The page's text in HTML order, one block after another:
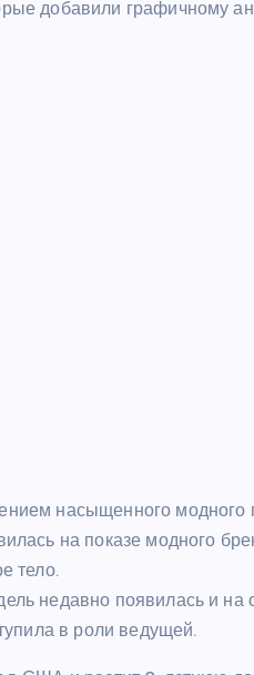
добавили графичному
насыщенного модного
на показе модного
тело.
недавно появилась и
в роли ведущей.